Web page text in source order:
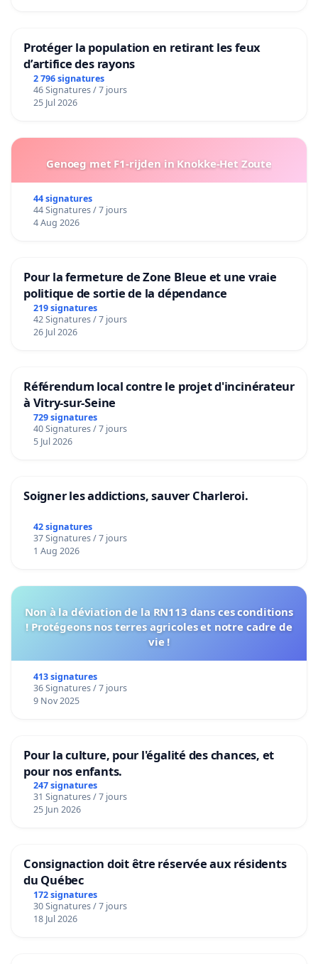
Protéger la population en retirant les feux
d’artifice des rayons
2 796 signatures
46 Signatures / 7 jours
25 Jul 2026
Genoeg met F1-rijden in Knokke-Het Zoute
44 signatures
44 Signatures / 7 jours
4 Aug 2026
Pour la fermeture de Zone Bleue et une vraie
politique de sortie de la dépendance
219 signatures
42 Signatures / 7 jours
26 Jul 2026
Référendum local contre le projet d'incinérateur
à Vitry-sur-Seine
729 signatures
40 Signatures / 7 jours
5 Jul 2026
Soigner les addictions, sauver Charleroi.
42 signatures
37 Signatures / 7 jours
1 Aug 2026
Non à la déviation de la RN113 dans ces conditions
! Protégeons nos terres agricoles et notre cadre de
vie !
413 signatures
36 Signatures / 7 jours
9 Nov 2025
Pour la culture, pour l'égalité des chances, et
pour nos enfants.
247 signatures
31 Signatures / 7 jours
25 Jun 2026
Consignaction doit être réservée aux résidents
du Québec
172 signatures
30 Signatures / 7 jours
18 Jul 2026